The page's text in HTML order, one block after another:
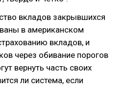
вкладов закрывшихся
в американском
вкладов, и
через обивание порогов
вернуть часть своих
ли система, если